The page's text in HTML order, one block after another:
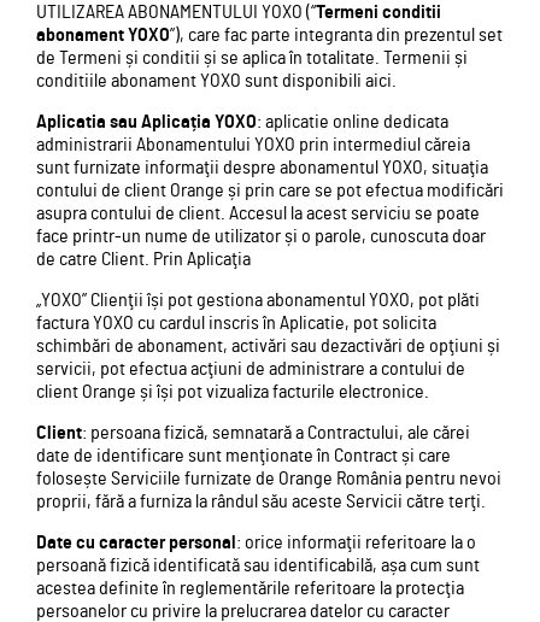
UTILIZAREA ABONAMENTULUI YOXO (“Termeni conditii
abonament YOXO”), care fac parte integranta din prezentul set
de Termeni și conditii și se aplica în totalitate. Termenii și
conditiile abonament YOXO sunt disponibili aici.
Aplicatia sau Aplicația YOXO: aplicatie online dedicata
administrarii Abonamentului YOXO prin intermediul căreia
sunt furnizate informaţii despre abonamentul YOXO, situaţia
contului de client Orange și prin care se pot efectua modificări
asupra contului de client. Accesul la acest serviciu se poate
face printr-un nume de utilizator și o parole, cunoscuta doar
de catre Client. Prin Aplicaţia
„YOXO” Clienţii își pot gestiona abonamentul YOXO, pot plăti
factura YOXO cu cardul inscris în Aplicatie, pot solicita
schimbări de abonament, activări sau dezactivări de opţiuni și
servicii, pot efectua acţiuni de administrare a contului de
client Orange și își pot vizualiza facturile electronice.
Client: persoana fizică, semnatară a Contractului, ale cărei
date de identificare sunt menţionate în Contract și care
folosește Serviciile furnizate de Orange România pentru nevoi
proprii, fără a furniza la rândul său aceste Servicii către terţi.
Date cu caracter personal: orice informaţii referitoare la o
persoană fizică identificată sau identificabilă, așa cum sunt
acestea definite în reglementările referitoare la protecţia
persoanelor cu privire la prelucrarea datelor cu caracter